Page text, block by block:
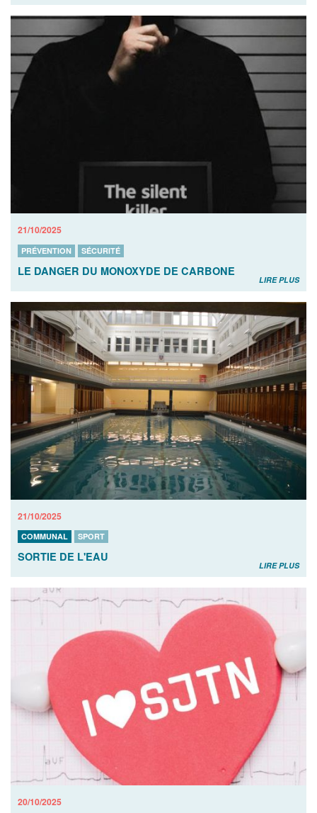
21/10/2025
PRÉVENTION SÉCURITÉ
LE DANGER DU MONOXYDE DE CARBONE
LIRE PLUS
21/10/2025
COMMUNAL SPORT
SORTIE DE L'EAU
LIRE PLUS
20/10/2025